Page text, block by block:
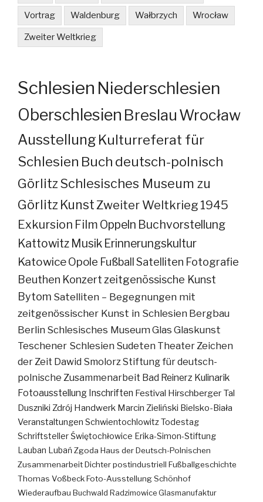
Vortrag Waldenburg Wałbrzych Wrocław
Zweiter Weltkrieg
Schlesien Niederschlesien
Oberschlesien Breslau Wrocław
Ausstellung Kulturreferat für
Schlesien Buch deutsch-polnisch
GörlitzSchlesisches Museum zu
Görlitz KunstZweiter Weltkrieg 1945
Exkursion Film Oppeln Buchvorstellung
Kattowitz Musik Erinnerungskultur
KatowiceOpole FußballSatelliten Fotografie
Beuthen Konzertzeitgenössische Kunst
Bytom Satelliten – Begegnungen mit
zeitgenössischer Kunst in Schlesien Bergbau
Berlin Schlesisches MuseumGlas Glaskunst
Teschener Schlesien Sudeten TheaterZeichen
der Zeit Dawid SmolorzStiftung für deutsch-
polnische Zusammenarbeit Bad Reinerz Kulinarik
Fotoausstellung Inschriften Festival Hirschberger Tal
Duszniki Zdrój Handwerk Marcin Zieliński Bielsko-Biała
Veranstaltungen SchwientochlowitzTodestag
SchriftstellerŚwiętochłowice Erika-Simon-Stiftung
Lauban LubańZgoda Haus der Deutsch-Polnischen
ZusammenarbeitDichterpostindustriell Fußballgeschichte
Thomas VoßbeckFoto-AusstellungSchönhof
Wiederaufbau Buchwald Radzimowice Glasmanufaktur